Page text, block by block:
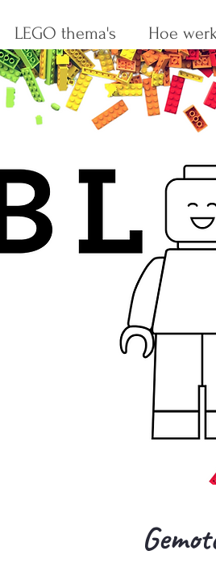
LEGO thema's Hoe